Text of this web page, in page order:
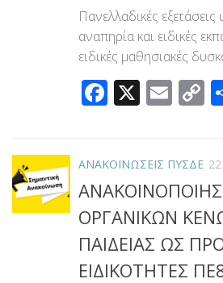
Πανελλαδικές
αναπηρία και ειδικές
ειδικές μαθησιακές
Facebook
X
ΑΝΑΚΟΙΝΩΣΕΙΣ ΠΥΣΔΕ
ΟΡΓΑΝΙΚΩΝ
ΠΑΙΔΕΙΑΣ ΩΣ
ΕΙΔΙΚΟΤΗΤΕΣ